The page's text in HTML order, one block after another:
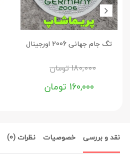
تگ جام جهانی 2006 اورجینال
180,000تومان
160,000 تومان
نقد و بررسی خصوصیات نظرات (0)